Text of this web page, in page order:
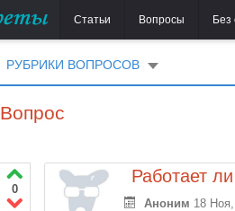
Статьи Вопросы Без
РУБРИКИ ВОПРОСОВ
Вопрос
0
Работает
Аноним 18